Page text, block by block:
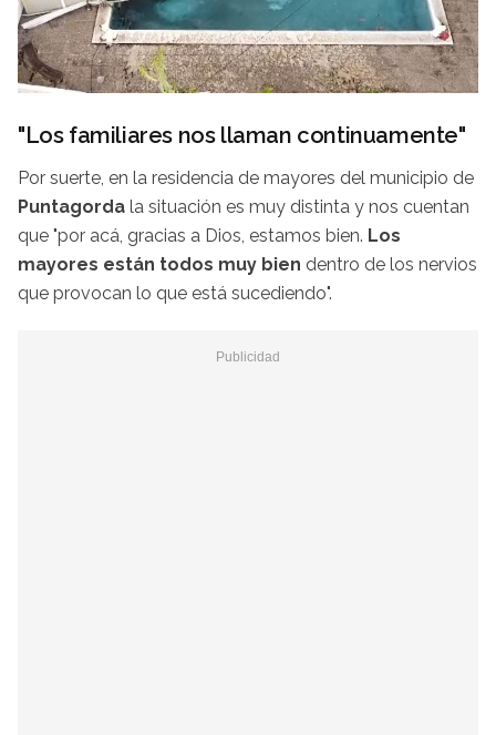
"Los familiares nos llaman continuamente"
Por suerte, en la residencia de mayores del municipio de
Puntagorda la situación es muy distinta y nos cuentan
que "por acá, gracias a Dios, estamos bien. Los
mayores están todos muy bien dentro de los nervios
que provocan lo que está sucediendo".